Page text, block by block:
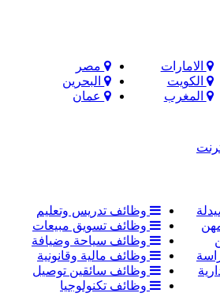
الامارات
مصر
الكويت
البحرين
المغرب عمان
وظائف تدريس وتعليم
وظائف تسويق مبيعات
وظائف سياحة وضيافة
وظائف مالية وقانونية
وظائف سائقين توصيل
وظائف تكنولوجيا